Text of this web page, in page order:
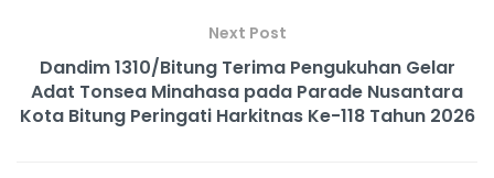
Next Post
Dandim 1310/Bitung Terima Pengukuhan Gelar
Adat Tonsea Minahasa pada Parade Nusantara
Kota Bitung Peringati Harkitnas Ke-118 Tahun 2026